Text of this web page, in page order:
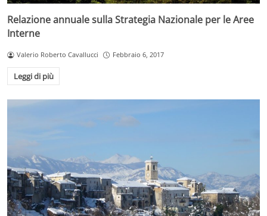
Relazione annuale sulla Strategia Nazionale per le Aree
Interne
Valerio Roberto Cavallucci Febbraio 6, 2017
Leggi di più